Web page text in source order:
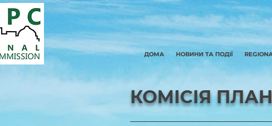
ДОМА НОВИНИ ТА ПОДІЇ
КОМІСІЯ